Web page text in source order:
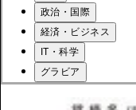
政治・国際
経済・ビジネス
IT・科学
グラビア